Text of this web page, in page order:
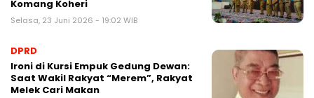
Komang Koheri
Selasa, 23 Juni 2026 - 19:02 WIB
DPRD
Ironi di Kursi Empuk Gedung Dewan:
Saat Wakil Rakyat “Merem”, Rakyat
Melek Cari Makan